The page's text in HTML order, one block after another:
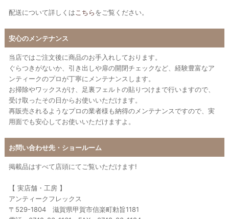
配送について詳しくは こちらをご覧ください。
安心のメンテナンス
当店ではご注文後に商品のお手入れしております。
ぐらつきがないか、引き出しや扉の開閉チェックなど、経験豊富なア
ンティークのプロが丁寧にメンテナンスします。
お掃除やワックスがけ、足裏フェルトの貼りつけまで行いますので、
受け取ったその日からお使いいただけます。
再販売されるようなプロの業者様も納得のメンテナンスですので、実
用面でも安心してお使いいただけますよ。
お問い合わせ先・ショールーム
掲載品はすべて店頭にてご覧いただけます!
【 実店舗・工房 】
アンティークフレックス
〒529-1804 滋賀県甲賀市信楽町勅旨1181